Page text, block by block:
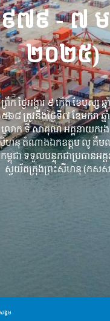
៧៩ - ៧ ម
២០២៥)
ក ថ្ងៃអង្គារ ៩ កើត ខែបុស្ស ឆ្
៦៨ ត្រូវនឹងថ្ងៃទី៧ ខែមករា
លោក ទី សាគុណ អគ្គនាយករ
ហនុ តំណាងឯកឧត្តម លូ គឹម
កម្ពុជា ទទួលបន្ទុកជាប្រធានអ
ស្វយ័តក្រុងព្រះសីហនុ (កសស
ង្គម